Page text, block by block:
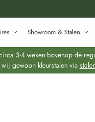
Showroom & Stalen
3-4 weken bovenop de
gewoon kleurstalen via